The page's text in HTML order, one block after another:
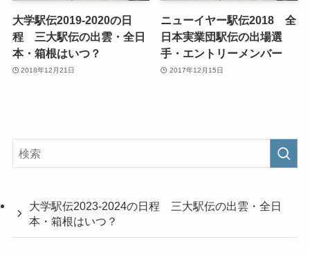
大学駅伝2019-2020の日
程 三大駅伝の出雲・全日
本・箱根はいつ？
2018年12月21日
ニューイヤー駅伝2018 全
日本実業団駅伝の出場選
手・エントリーメンバー
2017年12月15日
大学駅伝2023-2024の日程 三大駅伝の出雲・全日
本・箱根はいつ？